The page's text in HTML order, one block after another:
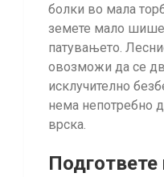
болки во мала
земете мало шише
патувањето.
овозможи да се
исклучително
нема непотребно
врска.
Подгответе